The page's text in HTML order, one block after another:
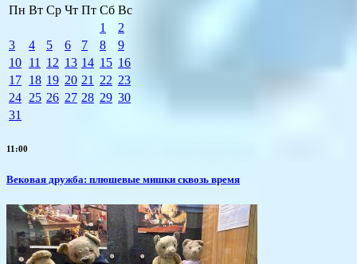
Пн Вт Ср Чт Пт Сб Вс
1
2
3
4 5 6 7 8
9
10 11 12 13 14 15 16
17 18 19 20 21 22 23
24 25 26 27 28 29 30
31
11:00
Вековая дружба: плюшевые мишки сквозь время